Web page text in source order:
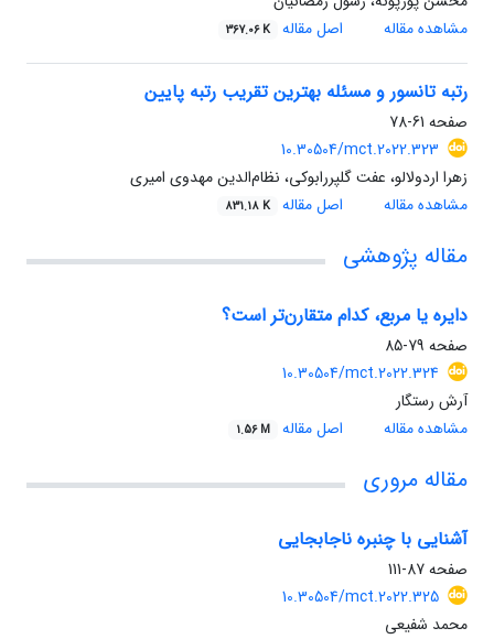
مشاهده مقاله
اصل مقاله 367.06 K
رتبه تانسور و مسئله بهترین تقریب رتبه پایین
صفحه 61-78
10.30504/mct.2022.323
زهرا اردولالو، عفت گلپررابوکی، نظام‌الدین مهدوی امیری
مشاهده مقاله
اصل مقاله 831.18 K
مقاله پژوهشی
دایره یا مربع، کدام متقارن‌تر است؟
صفحه 79-85
10.30504/mct.2022.324
آرش رستگار
مشاهده مقاله
اصل مقاله 1.56 M
مقاله مروری
آشنایی با چنبره ناجابجایی
صفحه87-111
10.30504/mct.2022.325
محمد شفیعی